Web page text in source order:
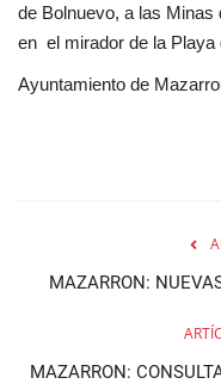
de Bolnuevo, a las
en el mirador de la Playa
Ayuntamiento de
MAZARRON:
MAZARRON: